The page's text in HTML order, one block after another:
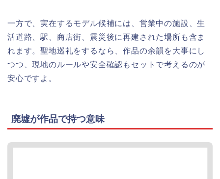
一方で、実在するモデル候補には、営業中の施設、生
活道路、駅、商店街、震災後に再建された場所も含ま
れます。聖地巡礼をするなら、作品の余韻を大事にし
つつ、現地のルールや安全確認もセットで考えるのが
安心ですよ。
廃墟が作品で持つ意味